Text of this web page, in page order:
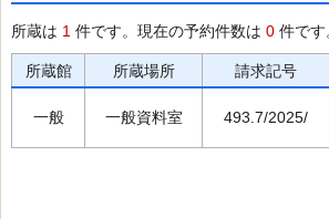
所蔵は 1 件です。現在の予約件数は 0 件です
所蔵館 所蔵場所 請求記号
一般 一般資料室 493.7/2025/